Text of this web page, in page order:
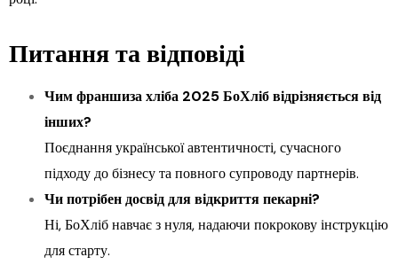
Питання та відповіді
Чим франшиза хліба 2025 БоХліб відрізняється від
інших?
Поєднання української автентичності, сучасного
підходу до бізнесу та повного супроводу партнерів.
Чи потрібен досвід для відкриття пекарні?
Ні, БоХліб навчає з нуля, надаючи покрокову інструкцію
для старту.